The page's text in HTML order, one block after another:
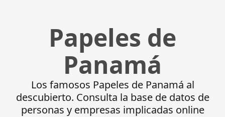
Papeles de
Panamá
Los famosos Papeles de Panamá al
descubierto. Consulta la base de datos de
personas y empresas implicadas online